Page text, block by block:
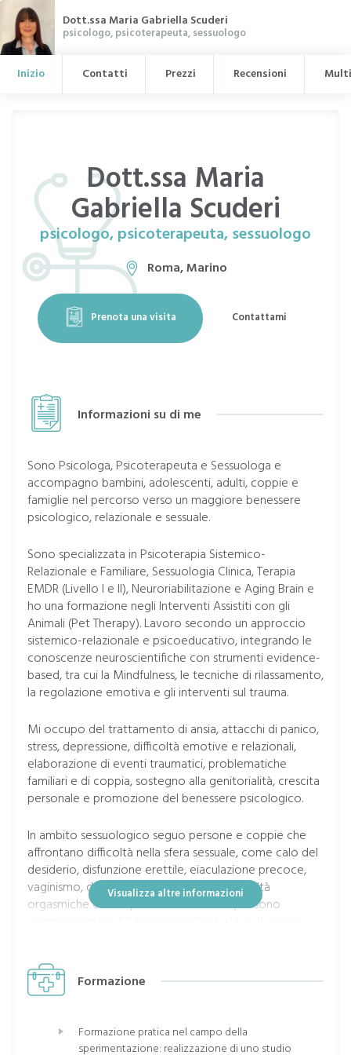
Dott.ssa Maria Gabriella Scuderi
psicologo, psicoterapeuta, sessuologo
Inizio Contatti Prezzi Recensioni
Dott.ssa Maria
Gabriella Scuderi
psicologo, psicoterapeuta, sessuologo
Roma, Marino
Prenota una visita Contattami
Informazioni su di me
Sono Psicologa, Psicoterapeuta e Sessuologa e
accompagno bambini, adolescenti, adulti, coppie e
famiglie nel percorso verso un maggiore benessere
psicologico, relazionale e sessuale.
Sono specializzata in Psicoterapia Sistemico-
Relazionale e Familiare, Sessuologia Clinica, Terapia
EMDR (Livello I e II), Neuroriabilitazione e Aging Brain e
ho una formazione negli Interventi Assistiti con gli
Animali (Pet Therapy). Lavoro secondo un approccio
sistemico-relazionale e psicoeducativo, integrando le
conoscenze neuroscientifiche con strumenti evidence-
based, tra cui la Mindfulness, le tecniche di rilassamento,
la regolazione emotiva e gli interventi sul trauma.
Mi occupo del trattamento di ansia, attacchi di panico,
stress, depressione, difficoltà emotive e relazionali,
elaborazione di eventi traumatici, problematiche
familiari e di coppia, sostegno alla genitorialità, crescita
personale e promozione del benessere psicologico.
In ambito sessuologico seguo persone e coppie che
affrontano difficoltà nella sfera sessuale, come calo del
desiderio, disfunzione erettile, eiaculazione precoce,
vaginismo, dolore durante i rapporti, difficoltà
orgasmiche e altre problematiche che possono
all'orientamento affettivo-sessuale. Ritengo che un
rapporto sereno con il proprio corpo e con la propria
dell'equilibrio psicofisico, della qualità delle relazioni e
del benessere lungo tutto l'arco della vita.
Visualizza altre informazioni
Formazione
Formazione pratica nel campo della
sperimentazione: realizzazione di uno studio